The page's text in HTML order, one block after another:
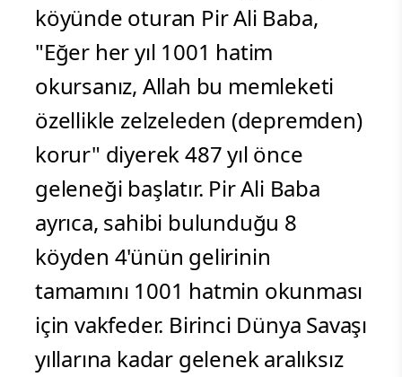
köyünde oturan Pir Ali Baba,
"Eğer her yıl 1001 hatim
okursanız, Allah bu memleketi
özellikle zelzeleden (depremden)
korur" diyerek 487 yıl önce
geleneği başlatır. Pir Ali Baba
ayrıca, sahibi bulunduğu 8
köyden 4'ünün gelirinin
tamamını 1001 hatmin okunması
için vakfeder. Birinci Dünya Savaşı
yıllarına kadar gelenek aralıksız